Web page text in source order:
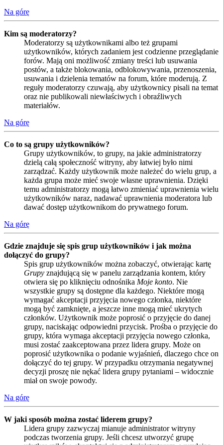
Na górę
Kim są moderatorzy?
Moderatorzy są użytkownikami albo też grupami
użytkowników, których zadaniem jest codzienne przeglądanie
forów. Mają oni możliwość zmiany treści lub usuwania
postów, a także blokowania, odblokowywania, przenoszenia,
usuwania i dzielenia tematów na forum, które moderują. Z
reguły moderatorzy czuwają, aby użytkownicy pisali na temat
oraz nie publikowali niewłaściwych i obraźliwych
materiałów.
Na górę
Co to są grupy użytkowników?
Grupy użytkowników, to grupy, na jakie administratorzy
dzielą całą społeczność witryny, aby łatwiej było nimi
zarządzać. Każdy użytkownik może należeć do wielu grup, a
każda grupa może mieć swoje własne uprawnienia. Dzięki
temu administratorzy mogą łatwo zmieniać uprawnienia wielu
użytkowników naraz, nadawać uprawnienia moderatora lub
dawać dostęp użytkownikom do prywatnego forum.
Na górę
Gdzie znajduje się spis grup użytkowników i jak można
dołączyć do grupy?
Spis grup użytkowników można zobaczyć, otwierając kartę
Grupy znajdującą się w panelu zarządzania kontem, który
otwiera się po kliknięciu odnośnika Moje konto. Nie
wszystkie grupy są dostępne dla każdego. Niektóre mogą
wymagać akceptacji przyjęcia nowego członka, niektóre
mogą być zamknięte, a jeszcze inne mogą mieć ukrytych
członków. Użytkownik może poprosić o przyjęcie do danej
grupy, naciskając odpowiedni przycisk. Prośba o przyjęcie do
grupy, która wymaga akceptacji przyjęcia nowego członka,
musi zostać zaakceptowana przez lidera grupy. Może on
poprosić użytkownika o podanie wyjaśnień, dlaczego chce on
dołączyć do tej grupy. W przypadku otrzymania negatywnej
decyzji proszę nie nękać lidera grupy pytaniami – widocznie
miał on swoje powody.
Na górę
W jaki sposób można zostać liderem grupy?
Lidera grupy zazwyczaj mianuje administrator witryny
podczas tworzenia grupy. Jeśli chcesz utworzyć grupę